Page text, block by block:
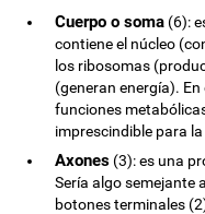
Cuerpo o soma (6):
contiene el núcleo
los ribosomas
(generan energía).
funciones
imprescindible para
Axones (3): es una
Sería algo semejante
botones terminales